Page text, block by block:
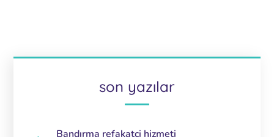
son yazılar
Bandırma refakatçi hizmeti